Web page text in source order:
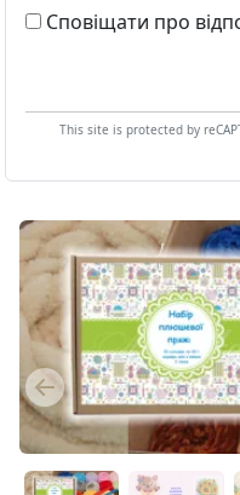
Сповіщати про
This site is protected by
Previous